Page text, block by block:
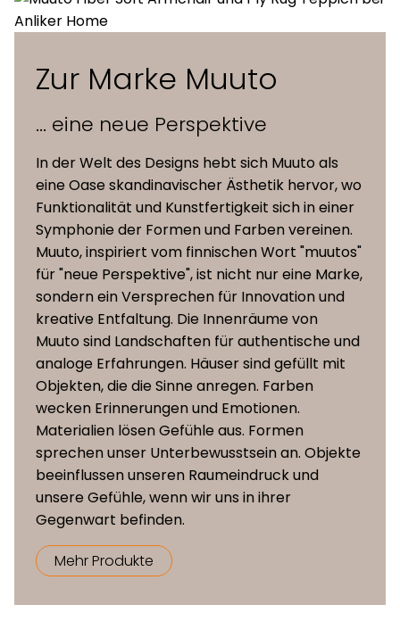
2 eingebaute energieeffiziente
Lumen 425lm
dimmbar ja
Lebensdauer
Leuchtmittel
40'000h
Spannung 100-240 Volt
Watt 10,5W
Zur Marke Muuto
... eine neue Perspektive
In der Welt des Designs hebt sich Muuto als
eine Oase skandinavischer Ästhetik hervor, wo
Funktionalität und Kunstfertigkeit sich in einer
Symphonie der Formen und Farben vereinen.
Muuto, inspiriert vom finnischen Wort "muutos"
für "neue Perspektive", ist nicht nur eine Marke,
sondern ein Versprechen für Innovation und
kreative Entfaltung. Die Innenräume von
Muuto sind Landschaften für authentische und
analoge Erfahrungen. Häuser sind gefüllt mit
Objekten, die die Sinne anregen. Farben
wecken Erinnerungen und Emotionen.
Materialien lösen Gefühle aus. Formen
sprechen unser Unterbewusstsein an. Objekte
beeinflussen unseren Raumeindruck und
unsere Gefühle, wenn wir uns in ihrer
Gegenwart befinden.
Mehr Produkte